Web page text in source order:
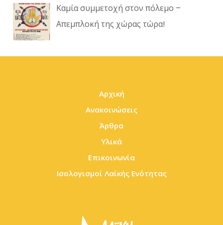
Καμία συμμετοχή στον πόλεμο –
Απεμπλοκή της χώρας τώρα!
Αρχική
Ανακοινώσεις
Άρθρα
Υλικά
Επικοινωνία
Ισολογισμοί Λαϊκής Ενότητας